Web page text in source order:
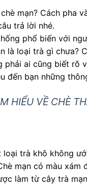
mạn? Cách pha
trả lời nhé.
phổ biến với
là loại trà gì chưa?
phải ai cũng biết rõ
đến bạn những
HIỂU VỀ CHÈ
loại trà khô không
mạn có màu xám
làm từ cây trà